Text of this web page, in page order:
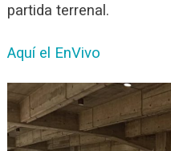
partida terrenal.
Aquí el EnVivo